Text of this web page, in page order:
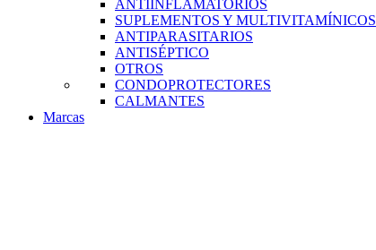
ANTIINFLAMATORIOS
SUPLEMENTOS Y MULTIVITAMÍNICOS
ANTIPARASITARIOS
ANTISÉPTICO
OTROS
CONDOPROTECTORES
CALMANTES
Marcas